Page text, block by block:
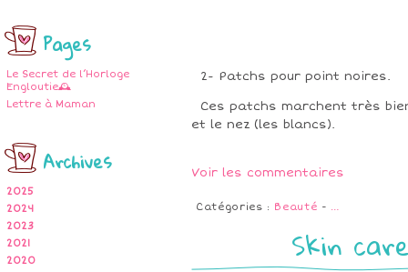
Pages
Le Secret de l’Horloge
Engloutie🕰️
Lettre à Maman
Archives
2025
2024
2023
2021
2020
2- Patchs pour point noires.
Ces patchs marchent très
et le nez (les blancs).
Voir les commentaires
Catégories : Beauté - …
Skin